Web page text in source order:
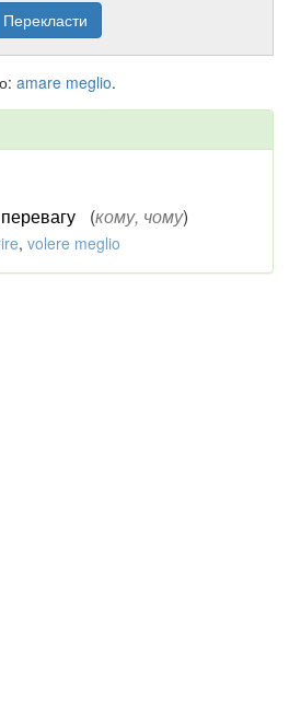
amare meglio.
(кому, чому)
, volere meglio